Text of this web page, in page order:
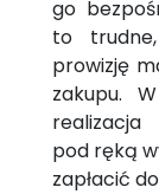
go
to
prowizję
zakupu.
pod ręką
zapłacić